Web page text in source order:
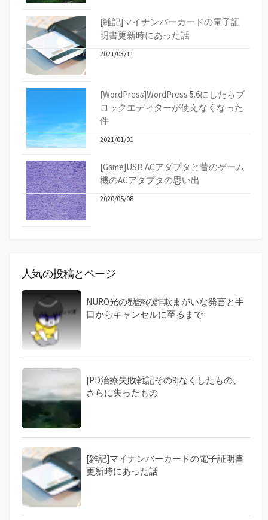
[雑記]マイナンバーカードの電子証
明書更新時にあった話
2021/03/11
[WordPress]WordPress 5.6にしたらブ
ロックエディターが使えなくなった
件
2021/01/01
[Game]USB ACアダプタと昔のゲーム
機のACアダプタの思い出
2020/05/08
人気の投稿とページ
NURO光の勧誘の詐欺まがいな発言と手
口からキャンセルに至るまで
[PD治療失敗雑記その9]なくしたもの、
さらに失ったもの
[雑記]マイナンバーカードの電子証明書
更新時にあった話